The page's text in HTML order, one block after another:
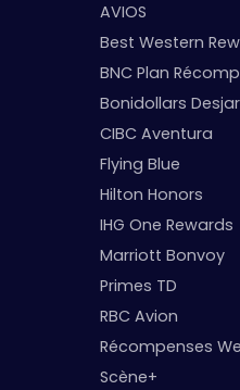
AVIOS
Best Western
BNC Plan
Bonidollars
CIBC Aventura
Flying Blue
Hilton Honors
IHG One Rewards
Marriott Bonvoy
Primes TD
RBC Avion
Récompenses
Scène+